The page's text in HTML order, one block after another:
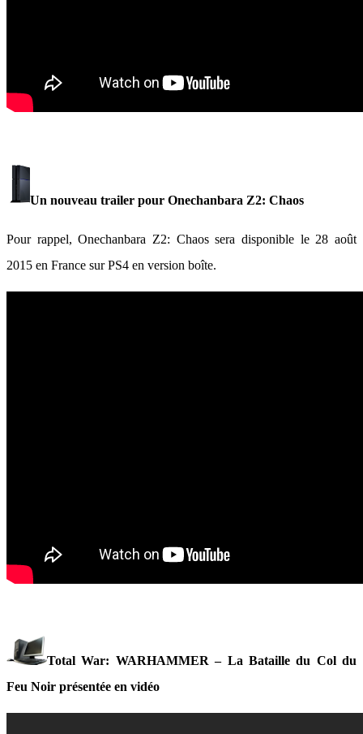
Un nouveau trailer pour Onechanbara Z2: Chaos
Pour rappel, Onechanbara Z2: Chaos sera disponible le 28 août
2015 en France sur PS4 en version boîte.
Total War: WARHAMMER – La Bataille du Col du
Feu Noir présentée en vidéo